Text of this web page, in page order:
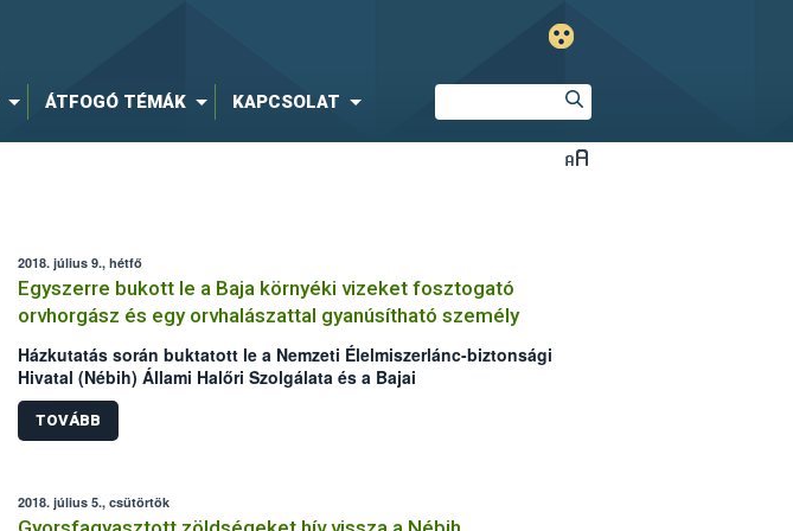
ÁTFOGÓ TÉMÁK KAPCSOLAT
2018. július 9., hétfő
Egyszerre bukott le a Baja környéki vizeket fosztogató
orvhorgász és egy orvhalászattal gyanúsítható személy
Házkutatás során buktatott le a Nemzeti Élelmiszerlánc-biztonsági
Hivatal (Nébih) Állami Halőri Szolgálata és a Bajai
Rendőrkapitányság egy Baja környéki vizeket fosztogató
orvhorgászt, továbbá egy orvhalászattal gyanúsítható személyt. Az
orvhorgász házából összesen 21,68 kg hal, míg az orvhalászattal
nyakzóháló, húzóháló, varsák, szákok, haltárolók, melles csizmák
TOVÁBB
2018. július 5., csütörtök